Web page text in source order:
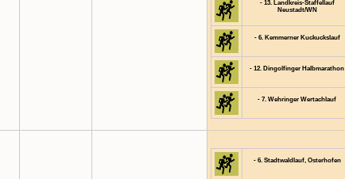
- 13. Landkreis-Staffellauf
Neustadt/WN
- 6. Kemmerner Kuckuckslauf
- 12. Dingolfinger Halbmarathon
- 7. Wehringer Wertachlauf
- 6. Stadtwaldlauf, Osterhofen